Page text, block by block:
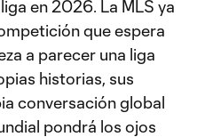
en 2026. La MLS ya
que espera
a parecer una liga
historias, sus
conversación global
pondrá los ojos